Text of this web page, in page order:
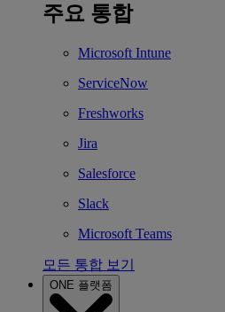
주요 통합
Microsoft Intune
ServiceNow
Freshworks
Jira
Salesforce
Slack
Microsoft Teams
모든 통합 보기
ONE 플랫폼